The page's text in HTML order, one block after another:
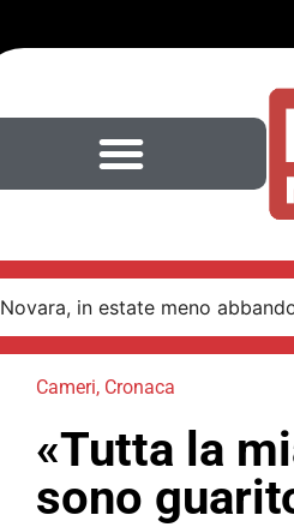
Novara, in estate meno
Cameri, Cronaca
«Tutta la
sono